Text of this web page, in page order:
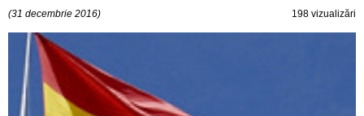
(31 decembrie 2016) 198 vizualizări